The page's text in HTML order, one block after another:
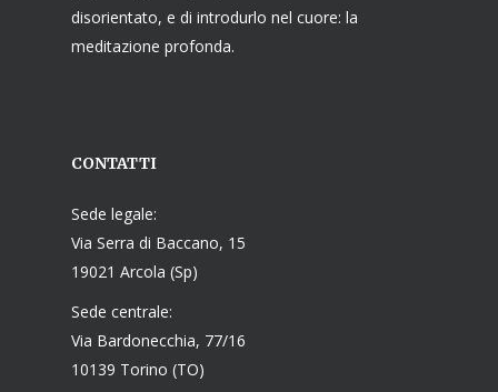
disorientato, e di introdurlo nel cuore: la
meditazione profonda.
CONTATTI
Sede legale:
Via Serra di Baccano, 15
19021 Arcola (Sp)
Sede centrale:
Via Bardonecchia, 77/16
10139 Torino (TO)